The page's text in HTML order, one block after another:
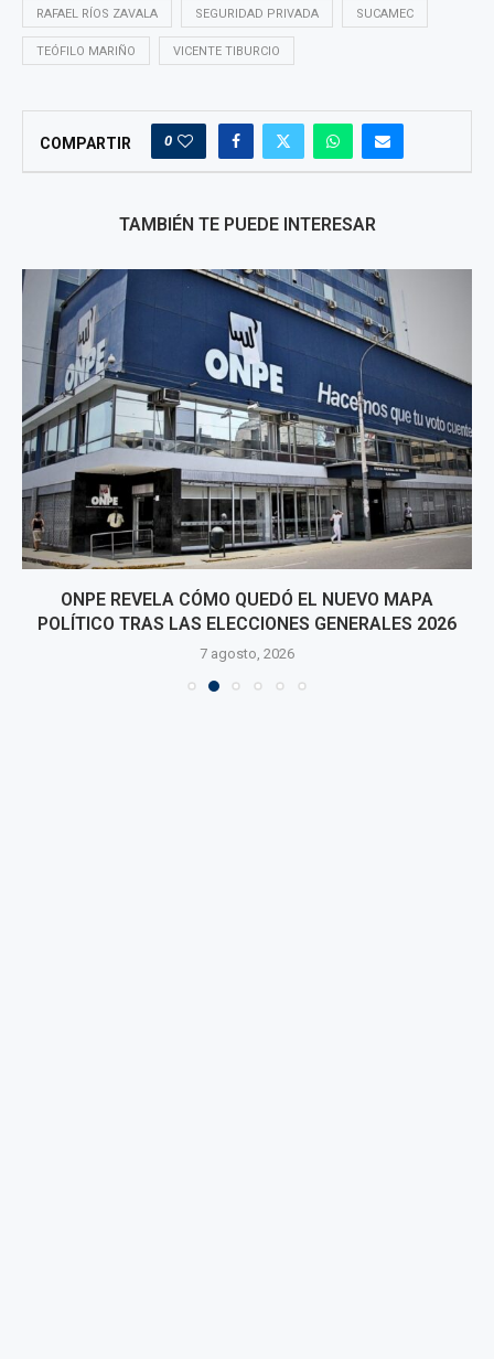
RAFAEL RÍOS ZAVALA SEGURIDAD PRIVADA SUCAMEC
TEÓFILO MARIÑO VICENTE TIBURCIO
COMPARTIR 0
TAMBIÉN TE PUEDE INTERESAR
ONPE REVELA CÓMO QUEDÓ EL NUEVO MAPA
POLÍTICO TRAS LAS ELECCIONES GENERALES 2026
7 agosto, 2026